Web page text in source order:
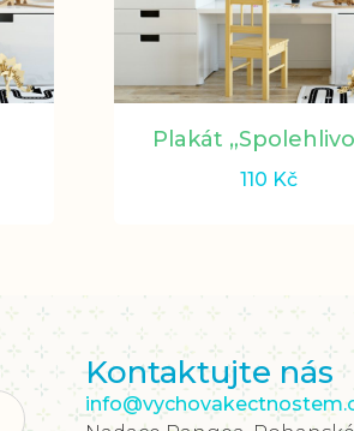
Plakát
110 Kč
Kontaktujte nás